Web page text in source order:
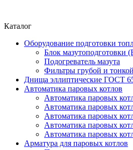
Каталог
Оборудование подготовки
Блок мазутоподготовки
Подогреватель мазута
Фильтры грубой и
Днища эллиптические ГОСТ
Автоматика паровых котлов
Автоматика паровых
Автоматика паровых
Автоматика паровых
Автоматика паровых
Автоматика паровых
Арматура для паровых котлов